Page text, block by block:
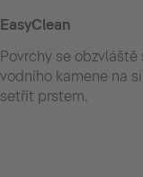
EasyClean
Povrchy se
vodního kamene na
setřít prstem.